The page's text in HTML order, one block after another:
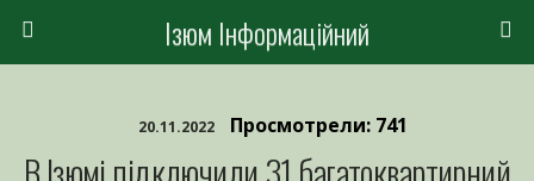
Ізюм Інформаційний
20.11.2022 Просмотрели: 741